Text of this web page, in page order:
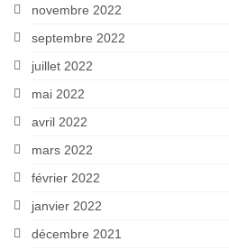
novembre 2022
septembre 2022
juillet 2022
mai 2022
avril 2022
mars 2022
février 2022
janvier 2022
décembre 2021